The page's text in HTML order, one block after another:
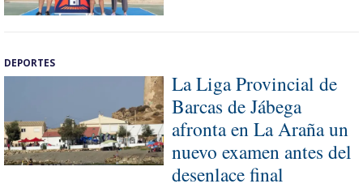
DEPORTES
La Liga Provincial de
Barcas de Jábega
afronta en La Araña un
nuevo examen antes del
desenlace final